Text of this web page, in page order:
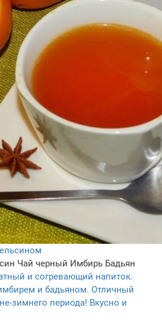
Чай черный Имбирь Бадьян
и согревающий напиток.
и бадьяном. Отличный
зимнего периода! Вкусно и